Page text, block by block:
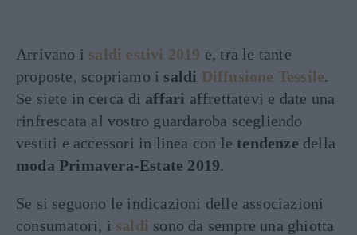
Arrivano i saldi estivi 2019 e, tra le tante
proposte, scopriamo i saldi Diffusione Tessile.
Se siete in cerca di affari affrettatevi e date una
rinfrescata al vostro guardaroba scegliendo
vestiti e accessori in linea con letendenze della
moda Primavera-Estate 2019.
Se si seguono le indicazioni delle associazioni
consumatori, i saldi sono da sempre una ghiotta